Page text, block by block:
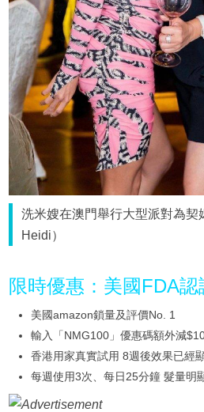
洗米嫂在澳門舉行大型派對為契
Heidi）
限時優惠：美國FDA
美國amazon鎖量及評價No. 1
輸入「NMG100」優惠碼額外減
香港用家真實試用 8週後效果已經
每週使用3次、每日25分鐘 髮量明